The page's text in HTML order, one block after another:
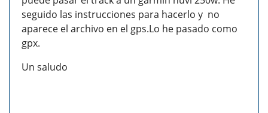
seguido las instrucciones para hacerlo y no
aparece el archivo en el gps.Lo he pasado como
gpx.
Un saludo